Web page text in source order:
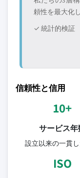
頼性を最大化
✓ 統計的検証
信頼性と信用
10+
サービス年
設立以来の一貫
ISO